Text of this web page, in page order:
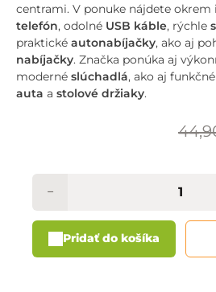
centrami. V ponuke nájdete okrem
telefón, odolné USB káble, rýchle
praktické autonabíjačky, ako aj
nabíjačky. Značka ponúka aj
moderné slúchadlá, ako aj funkčné
auta a stolové držiaky.
−
Pridať do košíka